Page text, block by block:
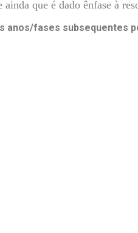
ainda que é dado ênfase à
anos/fases subsequentes